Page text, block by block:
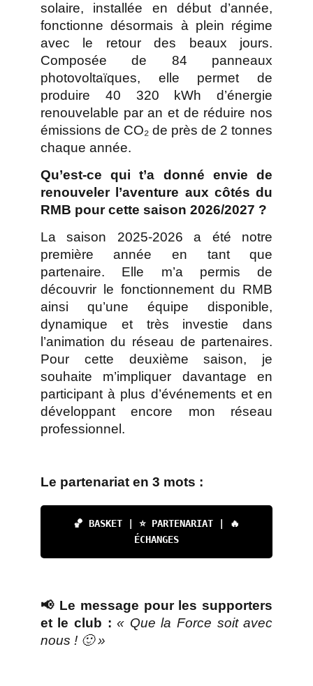
solaire, installée en début d’année,
fonctionne désormais à plein régime
avec le retour des beaux jours.
Composée de 84 panneaux
photovoltaïques, elle permet de
produire 40 320 kWh d’énergie
renouvelable par an et de réduire nos
émissions de CO₂ de près de 2 tonnes
chaque année.
Qu’est-ce qui t’a donné envie de
renouveler l’aventure aux côtés du
RMB pour cette saison 2026/2027 ?
La saison 2025-2026 a été notre
première année en tant que
partenaire. Elle m’a permis de
découvrir le fonctionnement du RMB
ainsi qu’une équipe disponible,
dynamique et très investie dans
l’animation du réseau de partenaires.
Pour cette deuxième saison, je
souhaite m’impliquer davantage en
participant à plus d’événements et en
développant encore mon réseau
professionnel.
Le partenariat en 3 mots :
🏀 BASKET | ⭐ PARTENARIAT | 🔥
ÉCHANGES
📢 Le message pour les supporters
et le club :« Que la Force soit avec
nous ! 🙂 »